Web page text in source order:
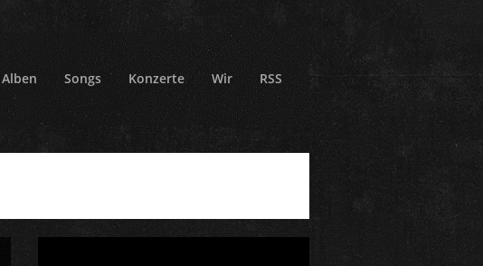
Alben Songs Konzerte Wir RSS